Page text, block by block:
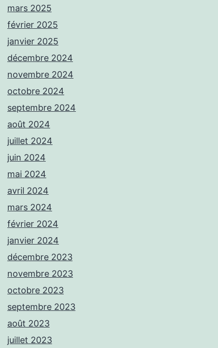
mars 2025
février 2025
janvier 2025
décembre 2024
novembre 2024
octobre 2024
septembre 2024
août 2024
juillet 2024
juin 2024
mai 2024
avril 2024
mars 2024
février 2024
janvier 2024
décembre 2023
novembre 2023
octobre 2023
septembre 2023
août 2023
juillet 2023